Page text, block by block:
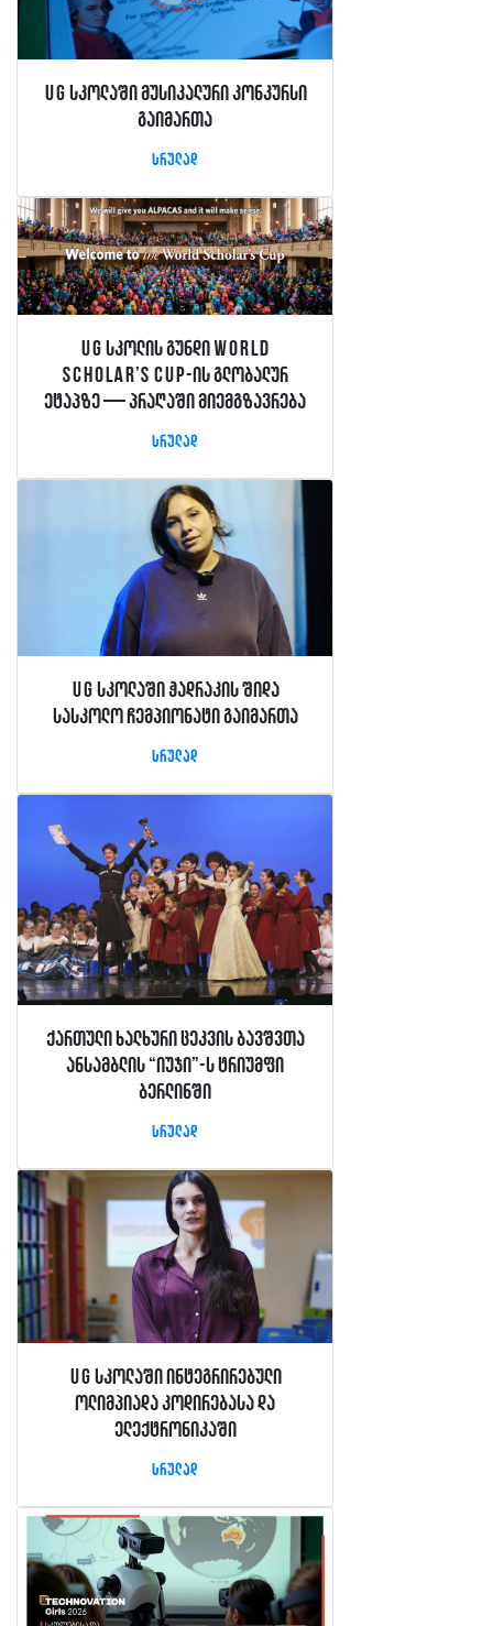
UG სკოლაში მუსიკალური კონკურსი
გაიმართა
სრულად
UG სკოლის გუნდი World
Scholar’s Cup-ის გლობალურ
ეტაპზე — პრაღაში მიემგზავრება
სრულად
UG სკოლაში ჭადრაკის შიდა
სასკოლო ჩემპიონატი გაიმართა
სრულად
ქართული ხალხური ცეკვის ბავშვთა
ანსამბლის “იუჯი”-ს ტრიუმფი
ბერლინში
სრულად
UG სკოლაში ინტეგრირებული
ოლიმპიადა კოდირებასა და
ელექტრონიკაში
სრულად